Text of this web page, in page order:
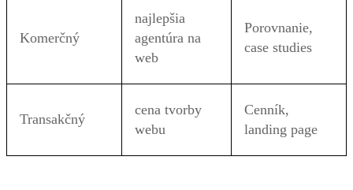
Komerčný
najlepšia
agentúra na
web
Porovnanie,
case studies
Transakčný
cena tvorby
webu
Cenník,
landing page